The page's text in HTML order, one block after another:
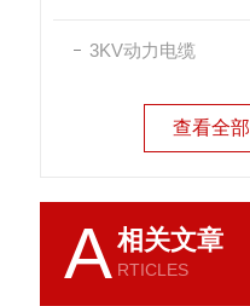
3KV动力电缆
查看全部
A相关文章
RTICLES